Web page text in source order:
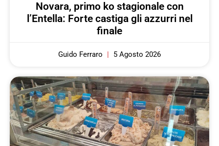
Novara, primo ko stagionale con
l’Entella: Forte castiga gli azzurri nel
finale
Guido Ferraro 5 Agosto 2026